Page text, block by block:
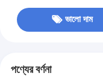
ভালো দাম
পণ্যের বর্ণনা